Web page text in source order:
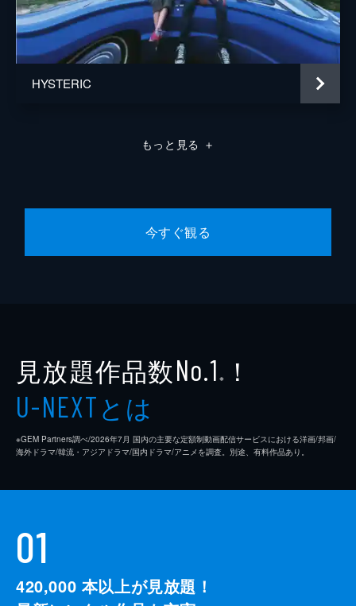
HYSTERIC
もっと見る ＋
今すぐ観る
見放題作品数No.1 ※ ！
U-NEXTとは
※GEM Partners調べ/2026年7⽉ 国内の主要な定額制動画配信サービスにおける洋画/邦画/
海外ドラマ/韓流・アジアドラマ/国内ドラマ/アニメを調査。別途、有料作品あり。
01
420,000 本以上が見放題！